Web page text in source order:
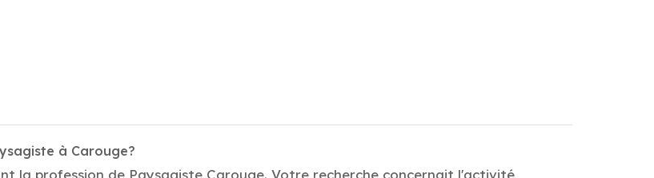
à Carouge?
la profession de Paysagiste Carouge. Votre recherche concernait l'activité